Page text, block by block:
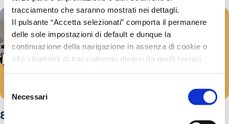
tracciamento che saranno mostrati nei dettagli.
Il pulsante “Accetta selezionati” comporta il permanere
delle sole impostazioni di default e dunque la
continuazione della navigazione in assenza di cookie o
altri strumenti di tracciamento diversi da quelli tecnici.
Invitiamo a prendere visione della nostra policy in
conformità al Reg. UE 679/2016 (GDPR) al seguente link
del
consenso
Necessari
8 ottobre 2004 – FREJUS : Incidente tra tir, il